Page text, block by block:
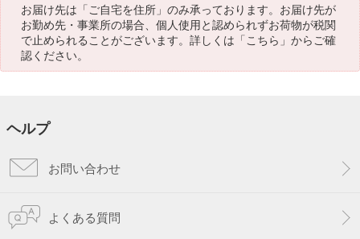
お届け先は「ご自宅を住所」のみ承っております。お届け先が
お勤め先・事業所の場合、個人使用と認められずお荷物が税関
で止められることがございます。詳しくは「こちら 」からご確
認ください。
ヘルプ
お問い合わせ
よくある質問